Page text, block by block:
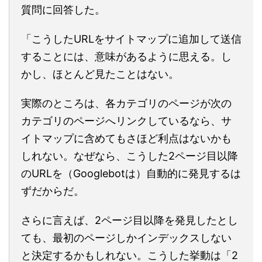
質問に回答した。
「こうしたURLをサイトマップに追加して送信
することには、意味があるように思える。し
かし、ほとんど見たことはない。
実際のところは、各カテゴリのページが次の
カテゴリのページへリンクしているなら、サ
イトマップに含めてもさほど利点はないかも
しれない。なぜなら、こうした2ページ目以降
のURLを（Googlebotは）自動的に発見するは
ずだからだ。
さらに言えば、2ページ目以降を発見したとし
ても、最初のページしかインデックスしない
と決定するかもしれない。こうした挙動は「2